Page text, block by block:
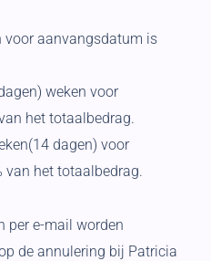
voor aanvangsdatum is
weken voor
het totaalbedrag.
dagen) voor
van het totaalbedrag.
per e-mail worden
de annulering bij Patricia